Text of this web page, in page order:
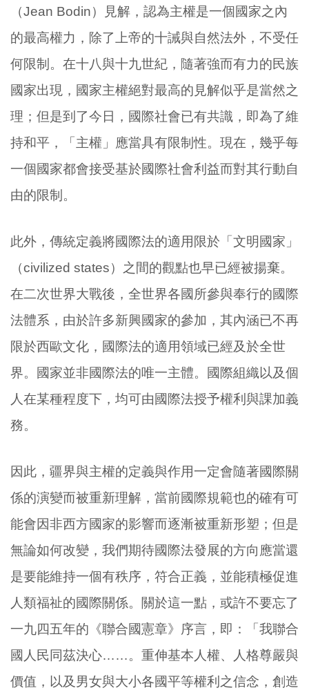
（Jean Bodin）見解，認為主權是一個國家之內
的最高權力，除了上帝的十誡與自然法外，不受任
何限制。在十八與十九世紀，隨著強而有力的民族
國家出現，國家主權絕對最高的見解似乎是當然之
理；但是到了今日，國際社會已有共識，即為了維
持和平，「主權」應當具有限制性。現在，幾乎每
一個國家都會接受基於國際社會利益而對其行動自
由的限制。
此外，傳統定義將國際法的適用限於「文明國家」
（civilized states）之間的觀點也早已經被揚棄。
在二次世界大戰後，全世界各國所參與奉行的國際
法體系，由於許多新興國家的參加，其內涵已不再
限於西歐文化，國際法的適用領域已經及於全世
界。國家並非國際法的唯一主體。國際組織以及個
人在某種程度下，均可由國際法授予權利與課加義
務。
因此，疆界與主權的定義與作用一定會隨著國際關
係的演變而被重新理解，當前國際規範也的確有可
能會因非西方國家的影響而逐漸被重新形塑；但是
無論如何改變，我們期待國際法發展的方向應當還
是要能維持一個有秩序，符合正義，並能積極促進
人類福祉的國際關係。關於這一點，或許不要忘了
一九四五年的《聯合國憲章》序言，即：「我聯合
國人民同茲決心……。重伸基本人權、人格尊嚴與
價值，以及男女與大小各國平等權利之信念，創造